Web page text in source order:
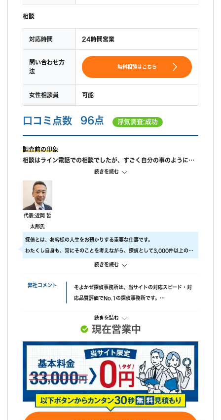
相談
対応時間 24時間営業
問い合わせ方
法
無料相談はこちら
女性相談員 可能
口コミ点数 96点 浮気調査:成功
調査前の印象
相談はライン電話での相談でしたが、すごく自分の事のように親
身になって相談に乗ってもらえました。 また、私が自己肯定感が
低いこともあり、自分のことを攻めていると、もっと自信を持ち
なさいと励ましてもらってすごく嬉しかったです。
調査中の印象
尾行が旦那の会社スタートの予定でしたが、場所が違っていたよ
うで、必死に探してくれたと伺っております。こちらの対応につ
いては本当に調査員の方々に感謝しかありません。
調査後の印象
報告書はすぐに届けていただけましたが、時間表示が間違ってい
ました。(ただ、写真の時間が載っているので大丈夫かと思われま
続きを読む
代表:近岡 哲
太郎氏
探偵とは、お客様の人生をお預かりする重要な仕事です。
わたくし自身も、常にそのことを考えながら、探偵として3,000件以上の調
具体的には、
・ 最高品質の機材
にこだわり、調査の質をあげるため、常に努力しています。
また、お客様ひとりひとりに合った調査プランを立てるには、カウンセラー
当社では、経歴10年以上のベテランカウンセラーが多数在籍しています。
その結果、98% (2023年度) という非常に高い満足度をいただくことができ
これからも、お客様が「そよかぜ」 のような穏やかな日常をとりもどせるよ
うに、誠実に調査いたします。
そよかぜ探偵事務所に、どうぞお気軽にご相談ください。
続きを読む
弊社コメント そよかぜ探偵事務所は、当サイトの対応スピード・対
応品質評価でNo.1の探偵事務所です。
成功報酬プランも選べます。また、みんなの名探偵経
由で相談できる限定クーポンもあるため、調査力と相
談しやすさを重視したい方におすすめです。
続きを読む
現在営業中